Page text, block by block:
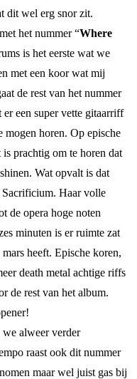
dit wel erg snor zit.
het nummer “Where
is het eerste wat we
met een koor wat mij
de rest van het nummer
een super vette gitaarriff
mogen horen. Op epische
prachtig om te horen dat
Wat opvalt is dat
Haar volle
de opera hoge noten
minuten is er ruimte zat
heeft. Epische koren,
death metal achtige riffs
de rest van het album.
we alweer verder
raast ook dit nummer
maar wel juist gas bij